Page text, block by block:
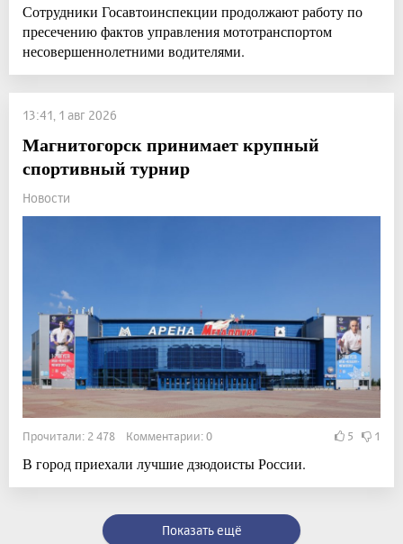
Сотрудники Госавтоинспекции продолжают работу по
пресечению фактов управления мототранспортом
несовершеннолетними водителями.
13:41, 1 авг 2026
Магнитогорск принимает крупный
спортивный турнир
Новости
Прочитали: 2 478 Комментарии: 0 5 1
В город приехали лучшие дзюдоисты России.
Показать ещё